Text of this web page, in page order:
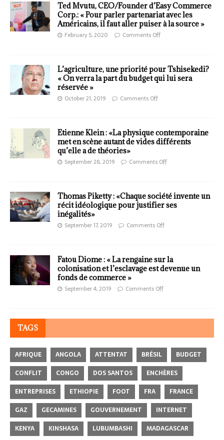
Ted Mvutu, CEO/Founder d’Easy Commerce
Corp.: « Pour parler partenariat avec les
Américains, il faut aller puiser à la source »
February 5, 2020 Comments Off
L’agriculture, une priorité pour Tshisekedi?
« On verra la part du budget qui lui sera
réservée »
October 21, 2019 Comments Off
Etienne Klein : «La physique contemporaine
met en scène autant de vides différents
qu’elle a de théories»
September 28, 2019 Comments Off
Thomas Piketty : «Chaque société invente un
récit idéologique pour justifier ses
inégalités»
September 17, 2019 Comments Off
Fatou Diome : « La rengaine sur la
colonisation et l’esclavage est devenue un
fonds de commerce »
September 4, 2019 Comments Off
TAGS
AFRIQUE ANGOLA ATTENTAT BRÉSIL
BUDGET
CONFLIT
CONGO DOS SANTOS
ENCHÈRES
ENTREPRISES
ETHIOPIE FOOT FRA
FRANCE
GAZ
GECAMINES GOUVERNEMENT
INTERNET
KENYA
KINSHASA LUBUMBASHI MADAGASCAR